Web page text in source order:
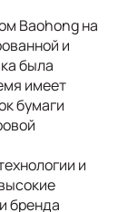
Baohong на
и
была
имеет
бумаги
и
бренда